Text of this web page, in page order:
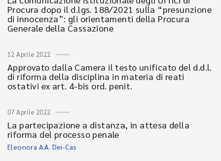
Procura dopo il d.lgs. 188/2021 sulla “presunzione
di innocenza”: gli orientamenti della Procura
Generale della Cassazione
12 Aprile 2022
Approvato dalla Camera il testo unificato del d.d.l.
di riforma della disciplina in materia di reati
ostativi ex art. 4-bis ord. penit.
07 Aprile 2022
La partecipazione a distanza, in attesa della
riforma del processo penale
Eleonora A.A. Dei-Cas